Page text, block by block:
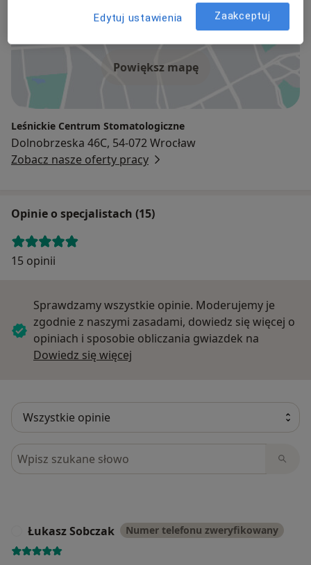
Powiększ mapę
Leśnickie Centrum Stomatologiczne
Dolnobrzeska 46C, 54-072 Wrocław
Zobacz nasze oferty pracy
Opinie o specjalistach (15)
15 opinii
Sprawdzamy wszystkie opinie. Moderujemy je
zgodnie z naszymi zasadami, dowiedz się więcej o
opiniach i sposobie obliczania gwiazdek na
Dowiedz się więcej
Szukaj w opiniach
Łukasz Sobczak Numer telefonu zweryfikowany
Edytuj ustawienia Zaakceptuj